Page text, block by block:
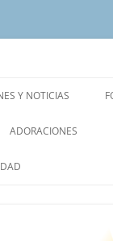
Y NOTICIAS
ADORACIONES